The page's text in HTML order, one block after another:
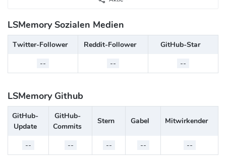
LSMemory Sozialen Medien
Twitter-Follower Reddit-Follower
GitHub-Star
--
-- --
LSMemory Github
GitHub-
Update
GitHub-
Commits
Stern Gabel Mitwirkender
-- -- -- -- --